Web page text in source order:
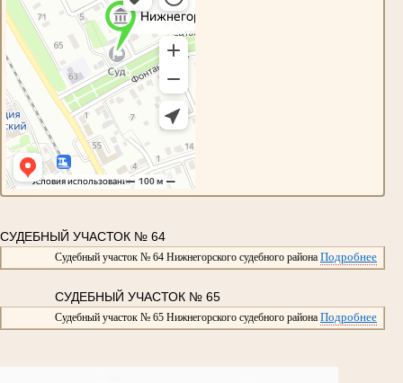
СУДЕБНЫЙ УЧАСТОК № 64
Судебный участок № 64 Нижнегорского судебного района Подробнее
СУДЕБНЫЙ УЧАСТОК № 65
Судебный участок № 65 Нижнегорского судебного района Подробнее